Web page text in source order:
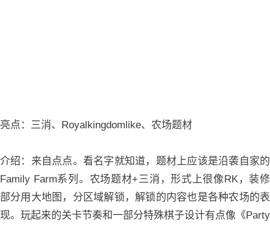
亮点：三消、Royalkingdomlike、农场题材
介绍：来自点点。看名字就知道，题材上应该是沿袭自家的
Family Farm系列。农场题材+三消，形式上很像RK，装修
部分用大地图，分区域解锁，解锁的内容也是各种农场的表
现。玩起来的关卡节奏和一部分特殊棋子设计有点像《Party